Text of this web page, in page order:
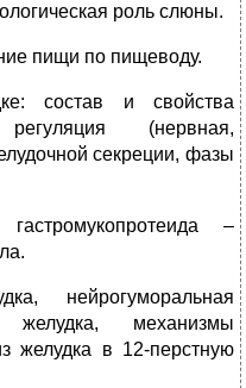
роль слюны.
пищи по пищеводу.
состав и свойства
(нервная,
секреции, фазы
–
нейрогуморальная
желудка, механизмы
желудка в 12-перстную